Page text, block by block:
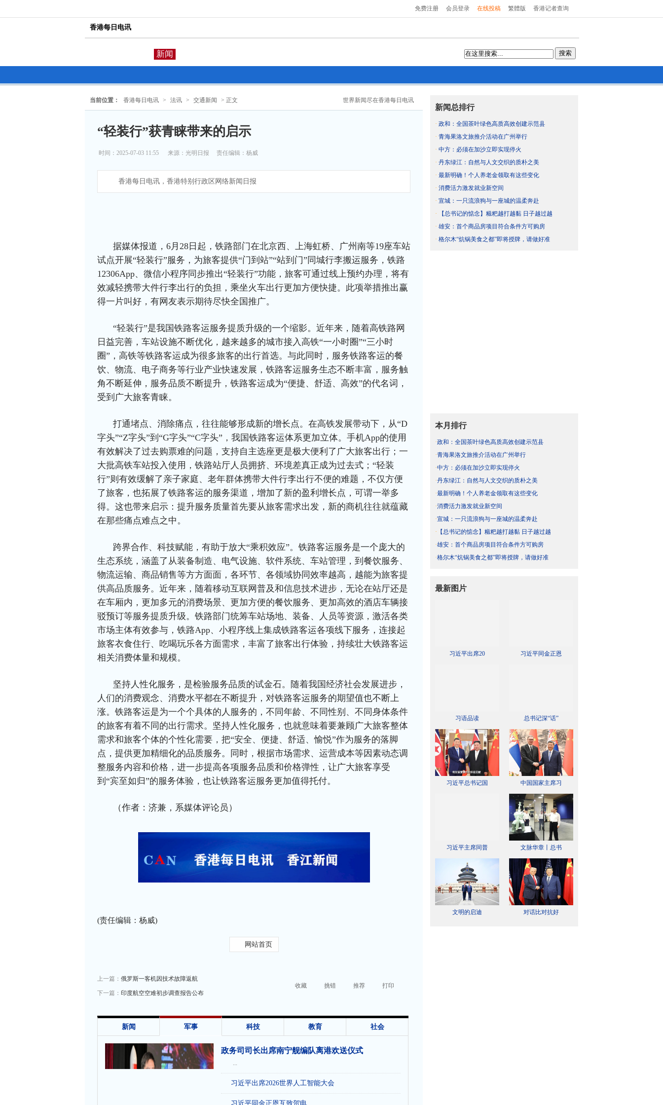
免费注册 会员登录 在线投稿 繁體版 香港记者查询
香港每日电讯
新闻 搜索
世界新闻尽在香港每日电讯
当前位置： 香港每日电讯 > 法讯 > 交通新闻 > 正文
“轻装行”获青睐带来的启示
时间：2025-07-03 11:55 来源： 光明日报 责任编辑：杨威
香港每日电讯，香港特别行政区网络新闻日报
据媒体报道，6月28日起，铁路部门在北京西、上海虹桥、广州南等19座车站
试点开展“轻装行”服务，为旅客提供“门到站”“站到门”同城行李搬运服务，铁路
12306App、微信小程序同步推出“轻装行”功能，旅客可通过线上预约办理，将有
效减轻携带大件行李出行的负担，乘坐火车出行更加方便快捷。此项举措推出赢
得一片叫好，有网友表示期待尽快全国推广。
“轻装行”是我国铁路客运服务提质升级的一个缩影。近年来，随着高铁路网
日益完善，车站设施不断优化，越来越多的城市接入高铁“一小时圈”“三小时
圈”，高铁等铁路客运成为很多旅客的出行首选。与此同时，服务铁路客运的餐
饮、物流、电子商务等行业产业快速发展，铁路客运服务生态不断丰富，服务触
角不断延伸，服务品质不断提升，铁路客运成为“便捷、舒适、高效”的代名词，
受到广大旅客青睐。
打通堵点、消除痛点，往往能够形成新的增长点。在高铁发展带动下，从“D
字头”“Z字头”到“G字头”“C字头”，我国铁路客运体系更加立体。手机App的使用
有效解决了过去购票难的问题，支持自主选座更是极大便利了广大旅客出行；一
大批高铁车站投入使用，铁路站厅人员拥挤、环境差真正成为过去式；“轻装
行”则有效缓解了亲子家庭、老年群体携带大件行李出行不便的难题，不仅方便
了旅客，也拓展了铁路客运的服务渠道，增加了新的盈利增长点，可谓一举多
得。这也带来启示：提升服务质量首先要从旅客需求出发，新的商机往往就蕴藏
在那些痛点难点之中。
跨界合作、科技赋能，有助于放大“乘积效应”。铁路客运服务是一个庞大的
生态系统，涵盖了从装备制造、电气设施、软件系统、车站管理，到餐饮服务、
物流运输、商品销售等方方面面，各环节、各领域协同效率越高，越能为旅客提
供高品质服务。近年来，随着移动互联网普及和信息技术进步，无论在站厅还是
在车厢内，更加多元的消费场景、更加方便的餐饮服务、更加高效的酒店车辆接
驳预订等服务提质升级。铁路部门统筹车站场地、装备、人员等资源，激活各类
市场主体有效参与，铁路App、小程序线上集成铁路客运各项线下服务，连接起
旅客衣食住行、吃喝玩乐各方面需求，丰富了旅客出行体验，持续壮大铁路客运
相关消费体量和规模。
坚持人性化服务，是检验服务品质的试金石。随着我国经济社会发展进步，
人们的消费观念、消费水平都在不断提升，对铁路客运服务的期望值也不断上
涨。铁路客运是为一个个具体的人服务的，不同年龄、不同性别、不同身体条件
的旅客有着不同的出行需求。坚持人性化服务，也就意味着要兼顾广大旅客整体
需求和旅客个体的个性化需要，把“安全、便捷、舒适、愉悦”作为服务的落脚
点，提供更加精细化的品质服务。同时，根据市场需求、运营成本等因素动态调
整服务内容和价格，进一步提高各项服务品质和价格弹性，让广大旅客享受
到“宾至如归”的服务体验，也让铁路客运服务更加值得托付。
（作者：济兼，系媒体评论员）
(责任编辑：杨威)
网站首页
上一篇： 俄罗斯一客机因技术故障返航
下一篇： 印度航空空难初步调查报告公布
收藏 挑错 推荐 打印
新闻 军事 科技 教育 社会
政务司司长出席南宁舰编队离港欢送仪式
习近平出席2026世界人工智能大会
习近平同金正恩互致贺电
新闻总排行
· 政和：全国茶叶绿色高质高效创建示范县
· 青海果洛文旅推介活动在广州举行
· 中方：必须在加沙立即实现停火
· 丹东绿江：自然与人文交织的质朴之美
· 最新明确！个人养老金领取有这些变化
· 消费活力激发就业新空间
· 宣城：一只流浪狗与一座城的温柔奔赴
·
【总书记的惦念】糍粑越打越黏 日子越过越
· 雄安：首个商品房项目符合条件方可购房
· 格尔木“炕锅美食之都”即将授牌，请做好准
本月排行
·政和：全国茶叶绿色高质高效创建示范县
·青海果洛文旅推介活动在广州举行
·中方：必须在加沙立即实现停火
·丹东绿江：自然与人文交织的质朴之美
·最新明确！个人养老金领取有这些变化
·消费活力激发就业新空间
·宣城：一只流浪狗与一座城的温柔奔赴
· 【总书记的惦念】糍粑越打越黏 日子越过越
·雄安：首个商品房项目符合条件方可购房
·格尔木“炕锅美食之都”即将授牌，请做好准
最新图片
习近平出席20 习近平同金正恩
习语品读 总书记深“话”
习近平总书记国 中国国家主席习
习近平主席同普 文脉华章丨总书
文明的启迪 对话比对抗好